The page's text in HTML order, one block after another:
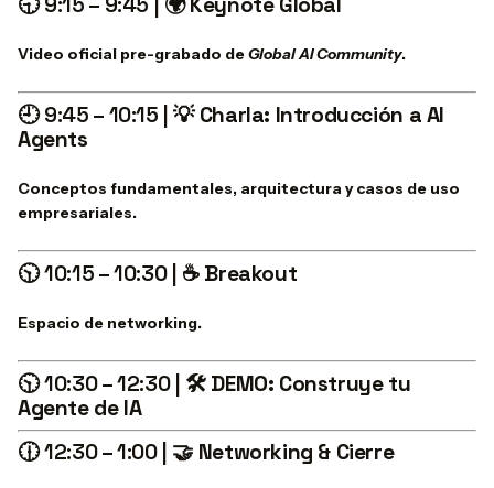
Video oficial pre-grabado deGlobal AI Community.
🕘 9:45 – 10:15 |💡 Charla: Introducción a AI
Agents
Conceptos fundamentales, arquitectura y casos de uso
empresariales.
🕥 10:15 – 10:30 | ☕ Breakout
Espacio de networking.
🕥 10:30 – 12:30 | 🛠️ DEMO: Construye tu
Agente de IA
🕧 12:30 – 1:00 | 🤝 Networking & Cierre